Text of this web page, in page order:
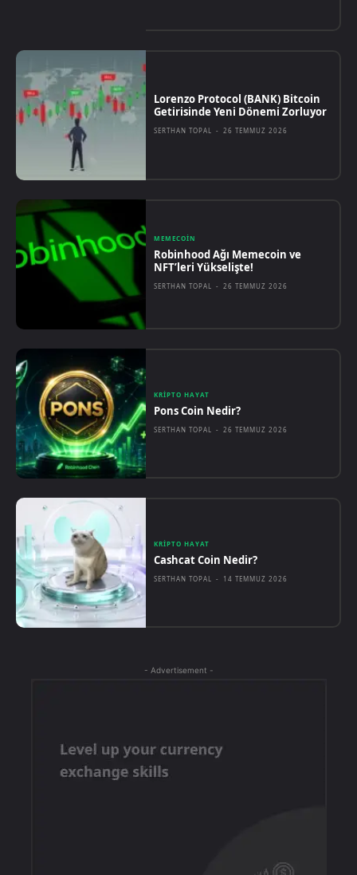
Lorenzo Protocol (BANK) Bitcoin
Getirisinde Yeni Dönemi Zorluyor
SERTHAN TOPAL - 26 TEMMUZ 2026
MEMECOIN
Robinhood Ağı Memecoin ve
NFT’leri Yükselişte!
SERTHAN TOPAL - 26 TEMMUZ 2026
KRIPTO HAYAT
Pons Coin Nedir?
SERTHAN TOPAL - 26 TEMMUZ 2026
KRIPTO HAYAT
Cashcat Coin Nedir?
SERTHAN TOPAL - 14 TEMMUZ 2026
- Advertisement -